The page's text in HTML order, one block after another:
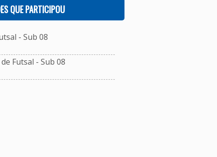
QUE PARTICIPOU
- Sub 08
Futsal - Sub 08